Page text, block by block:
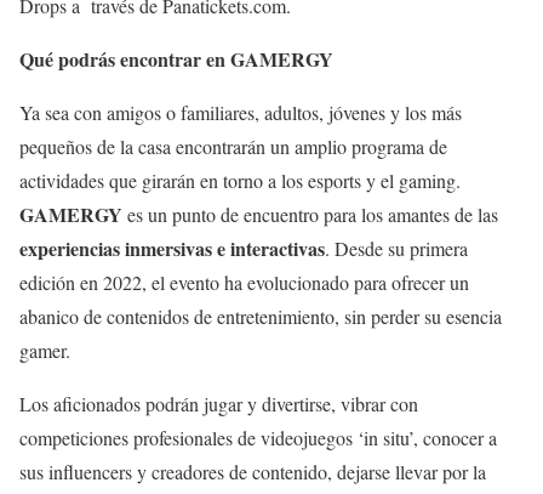
Drops a través de Panatickets.com.
Qué podrás encontrar en GAMERGY
Ya sea con amigos o familiares, adultos, jóvenes y los más
pequeños de la casa encontrarán un amplio programa de
actividades que girarán en torno a los esports y el gaming.
GAMERGY es un punto de encuentro para los amantes de las
experiencias inmersivas e interactivas. Desde su primera
edición en 2022, el evento ha evolucionado para ofrecer un
abanico de contenidos de entretenimiento, sin perder su esencia
gamer.
Los aficionados podrán jugar y divertirse, vibrar con
competiciones profesionales de videojuegos ‘in situ’, conocer a
sus influencers y creadores de contenido, dejarse llevar por la